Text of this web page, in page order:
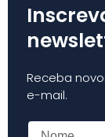
Receba
e-mail.